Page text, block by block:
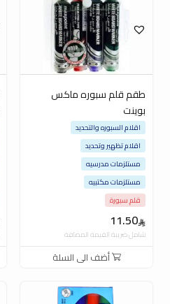
طقم قلم سبوره ماكس
بوينت
11.50
اقلام السبوره والتحديد
اقلام تظهير وتحديد
مستلزمات مدرسيه
مستلزمات مكتبيه
قلم سبورة
شامل ضريبة القيمة المضافة
أضف الى السلة